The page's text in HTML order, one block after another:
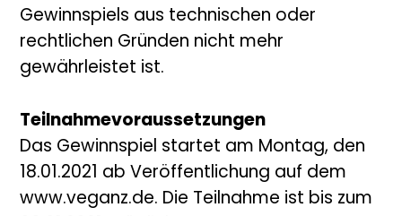
Gewinnspiels aus technischen oder
rechtlichen Gründen nicht mehr
gewährleistet ist.
Teilnahmevoraussetzungen
Das Gewinnspiel startet am Montag, den
18.01.2021 ab Veröffentlichung auf dem
www.veganz.de. Die Teilnahme ist bis zum